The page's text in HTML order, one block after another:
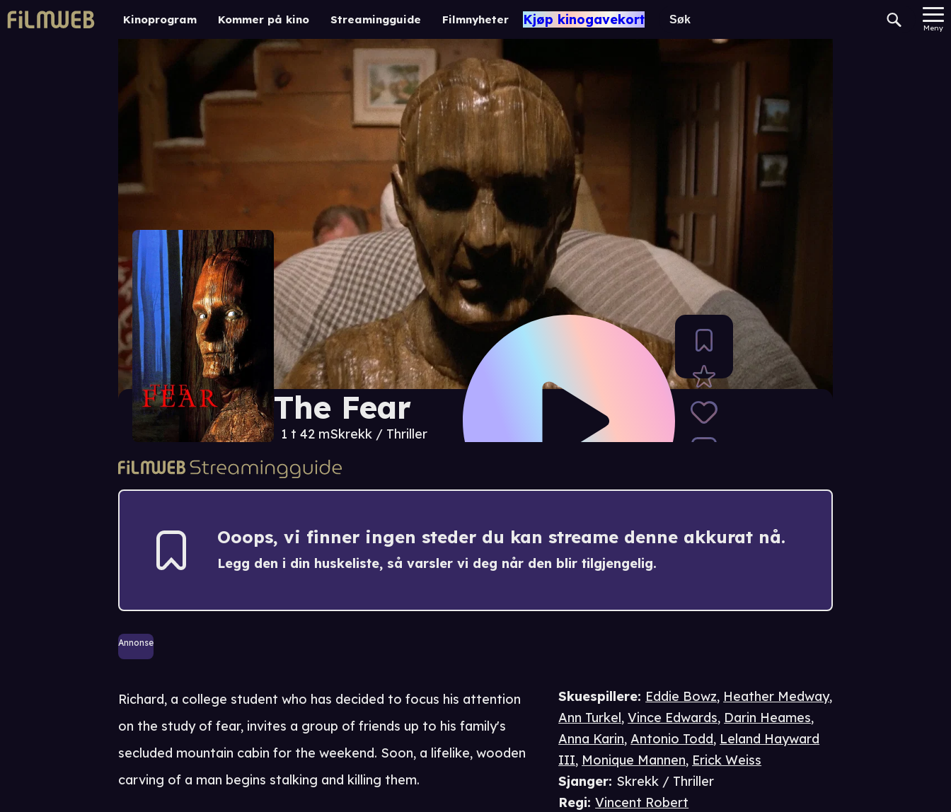
Kinoprogram Kommer på kino Streamingguide Filmnyheter Kjøp kinogavekort
Meny
The Fear
1 t 42 mSkrekk / Thriller
Ooops, vi finner ingen steder du kan streame denne akkurat nå.
Legg den i din huskeliste, så varsler vi deg når den blir tilgjengelig.
Annonse
Skuespillere: Eddie Bowz, Heather Medway,
Ann Turkel,Vince Edwards, Darin Heames,
Anna Karin,Antonio Todd, Leland Hayward
III, Monique Mannen, Erick Weiss
Sjanger: Skrekk / Thriller
Regi:Vincent Robert
Richard, a college student who has decided to focus his attention
on the study of fear, invites a group of friends up to his family's
secluded mountain cabin for the weekend. Soon, a lifelike, wooden
carving of a man begins stalking and killing them.